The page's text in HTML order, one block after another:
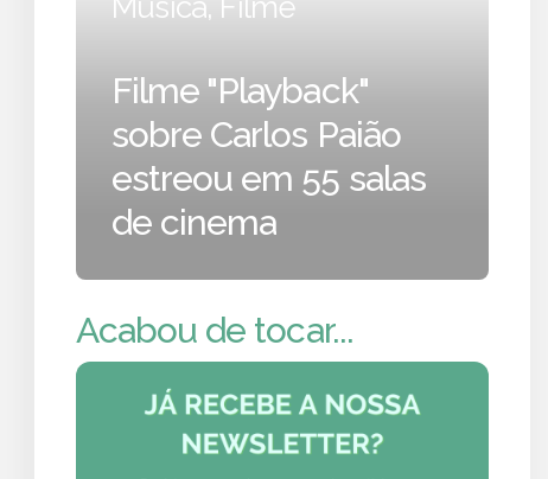
Música, Filme
Filme "Playback"
sobre Carlos Paião
estreou em 55 salas
de cinema
Acabou de tocar...